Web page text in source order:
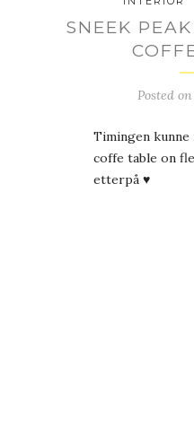
SNEEK
Posted on
Timingen
coffe table on
etterpå ♥